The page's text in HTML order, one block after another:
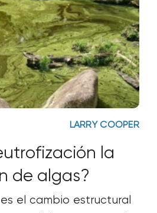
LARRY COOPER
la
de algas?
el cambio estructural